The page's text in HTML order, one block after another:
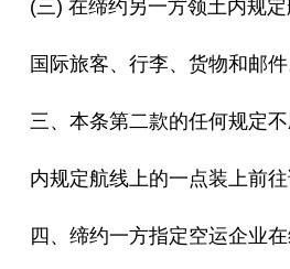
(三) 在缔约另一方领土内规定
国际旅客、行李、货物和邮件
三、本条第二款的任何规定不
内规定航线上的一点装上前往
四、缔约一方指定空运企业在